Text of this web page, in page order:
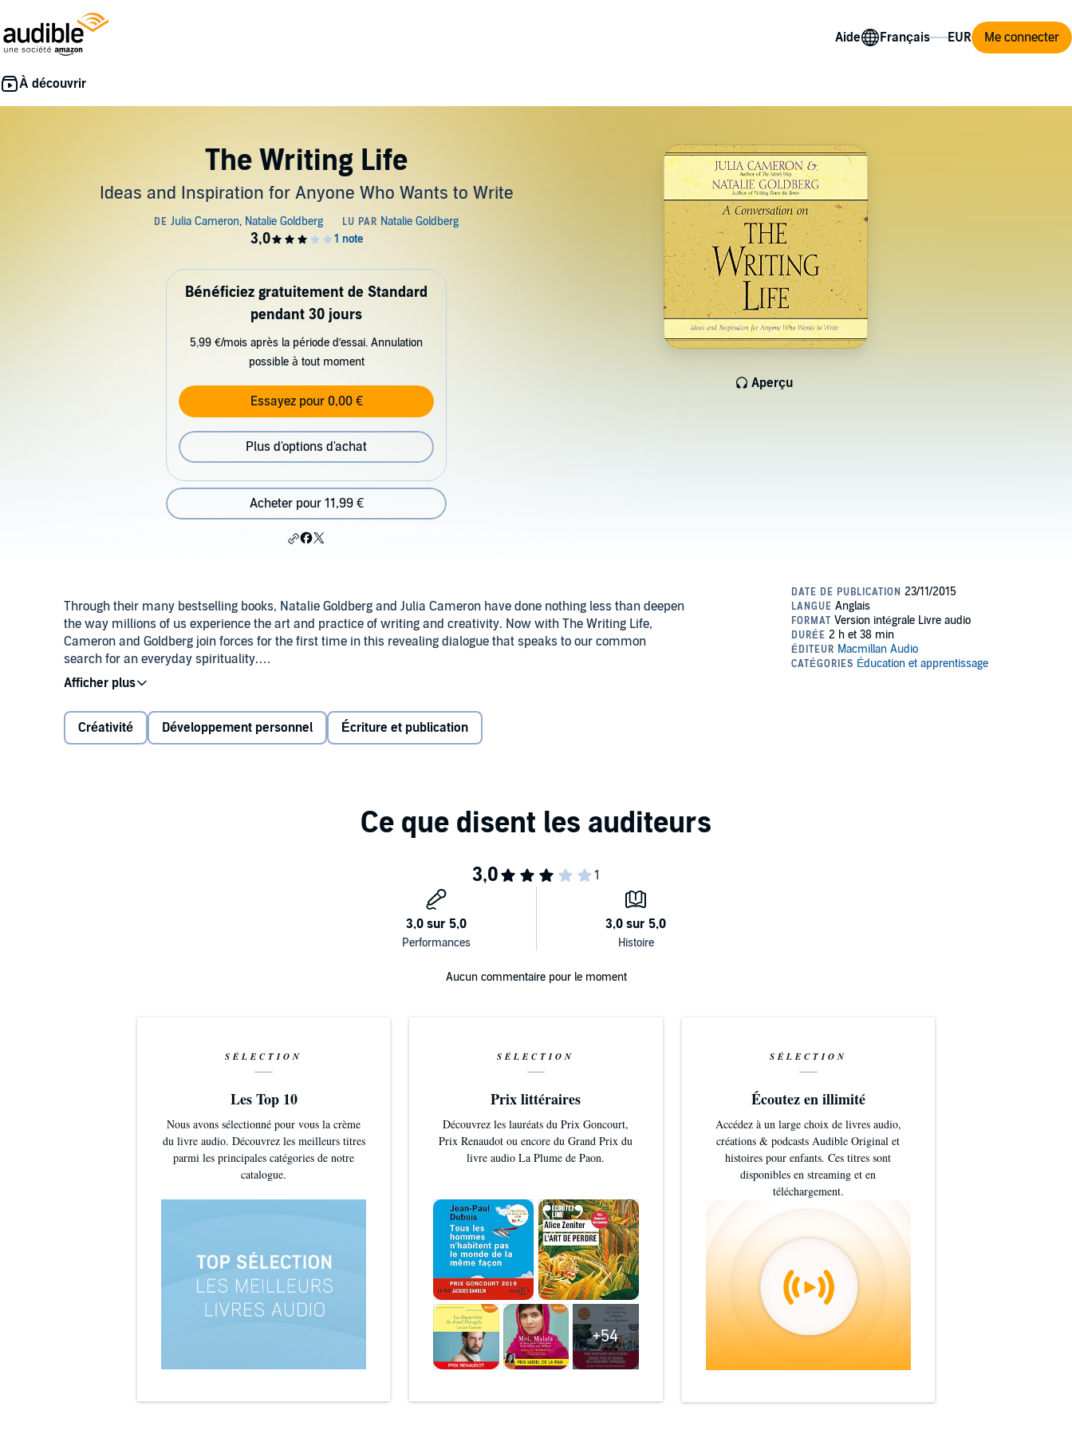
Aide Me connecter
The Writing Life
Ideas and Inspiration for Anyone Who Wants to Write
Aperçu
Bénéficiez gratuitement de Standard
pendant 30 jours
5,99 €/mois après la période d’essai. Annulation
possible à tout moment
Essayez pour 0,00 €
Plus d'options d'achat
Acheter pour 11,99 €
Through their many bestselling books, Natalie Goldberg and Julia Cameron have done nothing less than deepen
the way millions of us experience the art and practice of writing and creativity. Now with The Writing Life,
Cameron and Goldberg join forces for the first time in this revealing dialogue that speaks to our common
search for an everyday spirituality.
Join these two creative giants as they explode cherished misconceptions about who should write, and why
they should do it, opening the door to the writer's world for everybody, not just a chosen few. Goldberg and
Cameron take us inside their personal lives as committed writers and spiritual seekers, and explore the
following questions: How can writing best be practiced? What is the difference between therapeutic writing
Edgy, surprising, and useful for its hard-won advice, The Writing Life is an invitation to a life-transforming act
Créativité Développement personnel Écriture et publication
Aucun commentaire pour le moment
SÉLECTION
Les Top 10
Nous avons sélectionné pour vous la crème
du livre audio. Découvrez les meilleurs titres
parmi les principales catégories de notre
catalogue.
SÉLECTION
Prix littéraires
Découvrez les lauréats du Prix Goncourt,
Prix Renaudot ou encore du Grand Prix du
livre audio La Plume de Paon.
+54
SÉLECTION
Écoutez en illimité
Accédez à un large choix de livres audio,
créations & podcasts Audible Original et
histoires pour enfants. Ces titres sont
disponibles en streaming et en
téléchargement.